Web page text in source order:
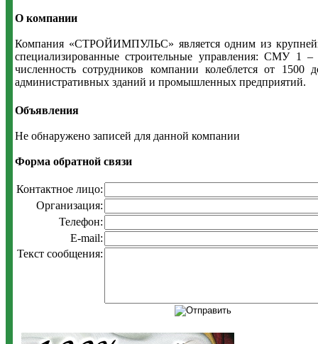
О компании
Компания «СТРОЙИМПУЛЬС» является одним из
специализированные строительные управления: СМУ 1
численность сотрудников компании колеблется от
административных зданий и промышленных предприятий.
Объявления
Не обнаружено записей для данной компании
Форма обратной связи
Контактное лицо:
Организация:
Телефон:
E-mail:
Текст сообщения: